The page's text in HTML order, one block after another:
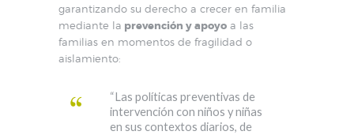
garantizando su derecho a crecer en familia
mediante la prevención y apoyo a las
familias en momentos de fragilidad o
aislamiento:
“Las políticas preventivas de
intervención con niños y niñas
en sus contextos diarios, de